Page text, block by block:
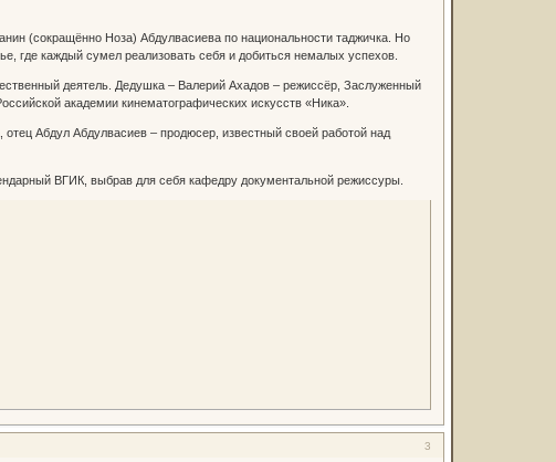
(сокращённо Ноза) Абдулвасиева по национальности таджичка. Но
где каждый сумел реализовать себя и добиться немалых успехов.
деятель. Дедушка – Валерий Ахадов – режиссёр, Заслуженный
академии кинематографических искусств «Ника».
Абдул Абдулвасиев – продюсер, известный своей работой над
ВГИК, выбрав для себя кафедру документальной режиссуры.
3